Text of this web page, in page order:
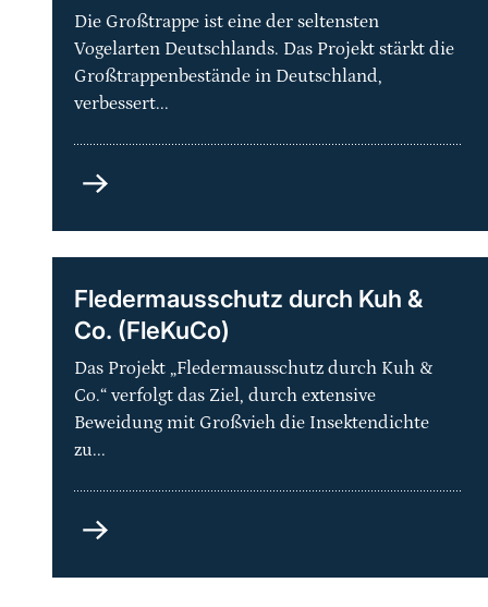
Die Großtrappe ist eine der seltensten
Vogelarten Deutschlands. Das Projekt stärkt die
Großtrappenbestände in Deutschland,
verbessert...
Artenhilfsprogramm
–
Schutz
Metapopulation
und
ihrer
Lebensräume
in
Deutschland
Fledermausschutz durch Kuh &
Co. (FleKuCo)
Das Projekt „Fledermausschutz durch Kuh &
Co.“ verfolgt das Ziel, durch extensive
Beweidung mit Großvieh die Insektendichte
zu...
Fledermausschutz
Kuh